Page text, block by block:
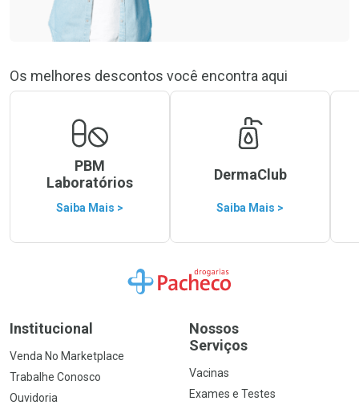
Os melhores descontos você encontra aqui
PBM
Laboratórios
Saiba Mais >
DermaClub
Saiba Mais >
Ir para a Home
Institucional
Venda No Marketplace
Trabalhe Conosco
Ouvidoria
Nossos
Serviços
Vacinas
Exames e Testes